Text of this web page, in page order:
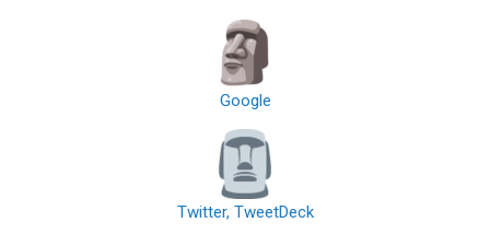
Google
Twitter, TweetDeck